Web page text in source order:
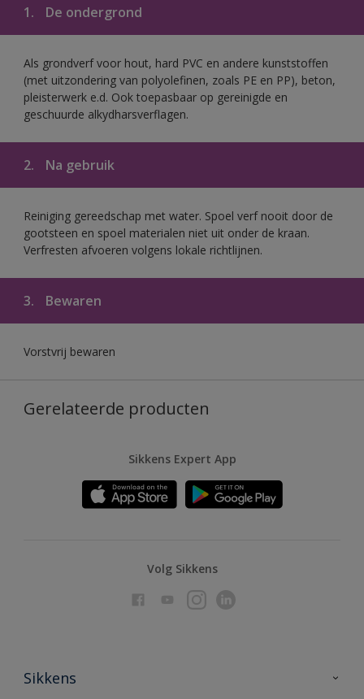
1. De ondergrond
Als grondverf voor hout, hard PVC en andere kunststoffen
(met uitzondering van polyolefinen, zoals PE en PP), beton,
pleisterwerk e.d. Ook toepasbaar op gereinigde en
geschuurde alkydharsverflagen.
2. Na gebruik
Reiniging gereedschap met water. Spoel verf nooit door de
gootsteen en spoel materialen niet uit onder de kraan.
Verfresten afvoeren volgens lokale richtlijnen.
3. Bewaren
Vorstvrij bewaren
Gerelateerde producten
Sikkens Expert App
Volg Sikkens
Sikkens